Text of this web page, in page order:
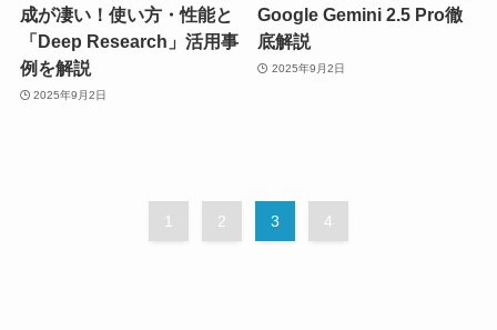
成が凄い！使い方・性能と
「Deep Research」活用事
例を解説
2025年9月2日
Google Gemini 2.5 Pro徹
底解説
2025年9月2日
1 2 3 4